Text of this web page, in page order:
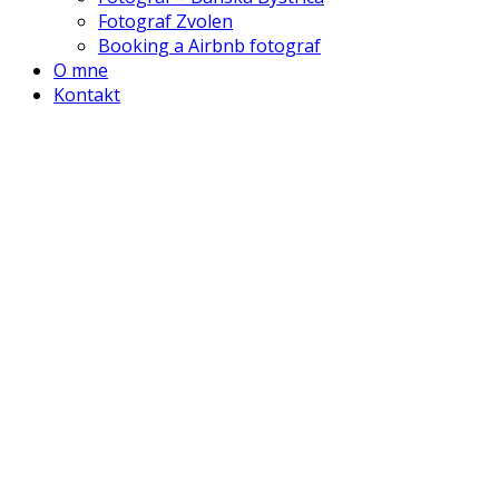
Fotograf Zvolen
Booking a Airbnb fotograf
O mne
Kontakt